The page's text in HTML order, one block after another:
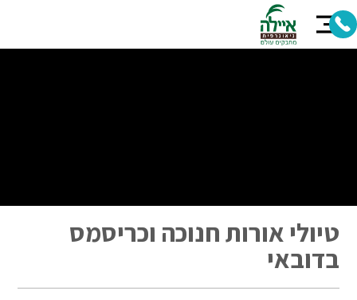
טיולי אורות חנוכה וכריסמס
בדובאי